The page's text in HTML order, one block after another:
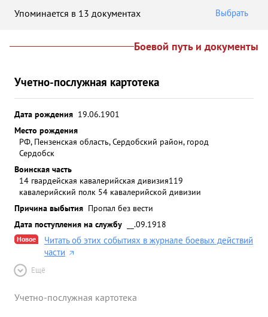
Упоминается в 13 документах Выбрать
Боевой путь и документы
Учетно-послужная картотека
Дата рождения 19.06.1901
Место рождения
РФ, Пензенская область, Сердобский район, город
Сердобск
Воинская часть
14 гвардейская кавалерийская дивизия119
кавалерийский полк 54 кавалерийской дивизии
Причина выбытия Пропал без вести
Дата поступления на службу
__.09.1918
Новое
Читать об этих событиях в журнале боевых действий
части
Ещё
Учетно-послужная картотека